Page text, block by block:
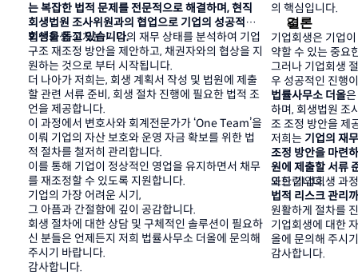
는 복잡한 법적 문제를 전문적으로 해결하며, 현직
회생법원 조사위원과의 협업으로 기업의 성공적인
회생을 돕고 있습니다.
법인회생 절차는 기업의 재무 상태를 분석하여 기업
구조 재조정 방안을 제안하고, 채권자와의 협상을 지
원하는 것으로 부터 시작됩니다.
더 나아가 저희는, 회생 계획서 작성 및 법원에 제출
할 관련 서류 준비, 회생 절차 진행에 필요한 법적 조
언을 제공합니다.
이 과정에서 변호사와 회계전문가가 ‘One Team’을
이뤄 기업의 자산 보호와 운영 자금 확보를 위한 법
적 절차를 철저히 관리합니다.
이를 통해 기업이 정상적인 영업을 유지하면서 채무
를 재조정할 수 있도록 지원합니다.
기업의 가장 어려운 시기,
그 아픔과 간절함에 깊이 공감합니다.
회생 절차에 대한 상담 및 구체적인 솔루션이 필요하
신 분들은 언제든지 저희 법률사무소 더올에 문의해
주시기 바랍니다.
감사합니다.
의 핵심입니다.
결론
기업회생은 기업
약할 수 있는 중요
그러나 기업회생
우 성공적인 진행
법률사무소 더올
하며, 회생법원 조
조 조정 방안을 제
저희는 기업의 재
조정 방안을 마련
원에 제출할 서류
와드립니다.
또한 기업회생 과
법적 리스크 관리
원활하게 절차를
기업회생에 대한
올에 문의해 주시
감사합니다.